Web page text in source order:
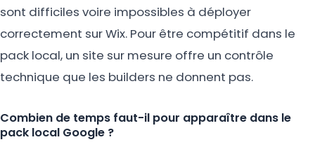
sont difficiles voire impossibles à déployer
correctement sur Wix. Pour être compétitif dans le
pack local, un site sur mesure offre un contrôle
technique que les builders ne donnent pas.
Combien de temps faut-il pour apparaître dans le
pack local Google ?